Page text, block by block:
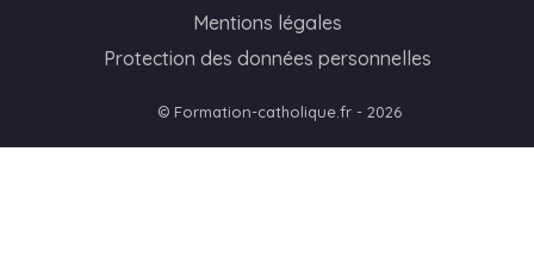
Mentions légales
Protection des données personnelles
© Formation-catholique.fr - 2026